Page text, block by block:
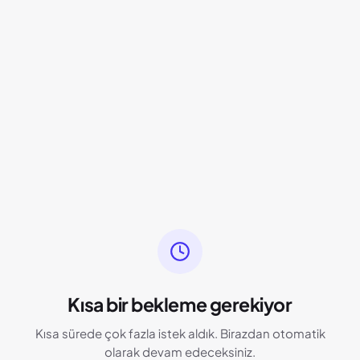
Kısa bir bekleme gerekiyor
Kısa sürede çok fazla istek aldık. Birazdan otomatik
olarak devam edeceksiniz.